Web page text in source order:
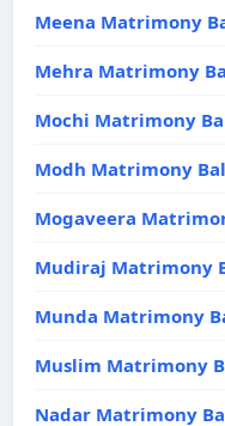
Meena Matrimony
Mehra Matrimony
Mochi Matrimony
Modh Matrimony
Mogaveera
Mudiraj Matrimony
Munda Matrimony
Muslim Matrimony
Nadar Matrimony